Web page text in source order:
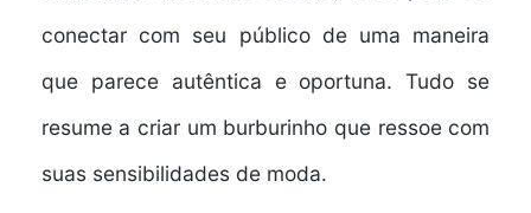
conectar com seu público de uma maneira
que parece autêntica e oportuna. Tudo se
resume a criar um burburinho que ressoe com
suas sensibilidades de moda.